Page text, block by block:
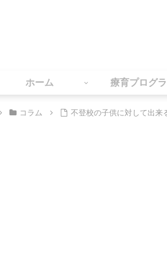
ホーム 療育プログ
コラム 不登校の子供に対して出来